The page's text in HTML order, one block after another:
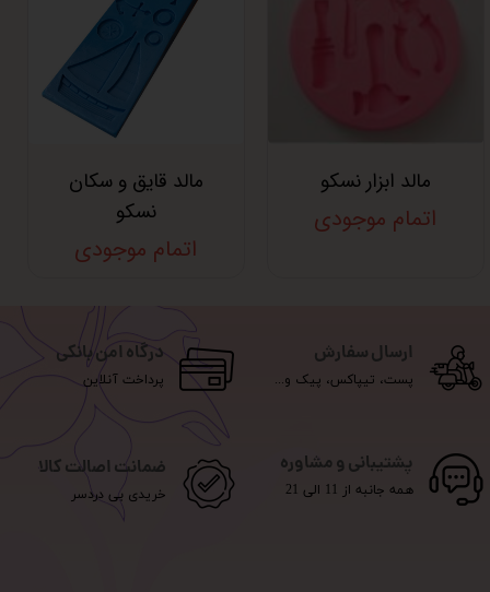
مالد ابزار نسکو
اتمام موجودی
مالد قایق و سکان
نسکو
اتمام موجودی
ارسال سفارش
پست، تیپاکس، پیک و...
درگاه امن بانکی
پرداخت آنلاین
پشتیبانی و مشاوره
همه جانبه از 11 الی 21
ضمانت اصالت کالا
خریدی بی دردسر